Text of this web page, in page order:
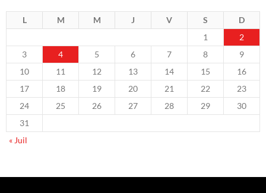
L M M J V S
D
1
2
3
4 5 6 7 8
9
10
11 12 13 14 15
16
17
18 19 20 21 22
23
24
25 26 27 28 29
30
31
« Juil